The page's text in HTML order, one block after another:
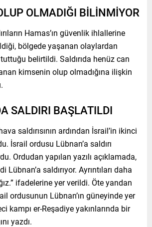
OLMADIĞI BİLİNMİYOR
Hamas’ın güvenlik ihlallerine
bölgede yaşanan olaylardan
belirtildi. Saldırıda henüz can
kimsenin olup olmadığına ilişkin
SALDIRI BAŞLATILDI
saldırısının ardından İsrail’in ikinci
İsrail ordusu Lübnan’a saldırı
Ordudan yapılan yazılı açıklamada,
Lübnan’a saldırıyor. Ayrıntıları daha
ifadelerine yer verildi. Öte yandan
ordusunun Lübnan’ın güneyinde yer
kampı er-Reşadiye yakınlarında bir
yazdı.